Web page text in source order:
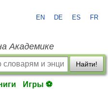
EN DE ES FR
Академике
Найти!
Игры ⚽